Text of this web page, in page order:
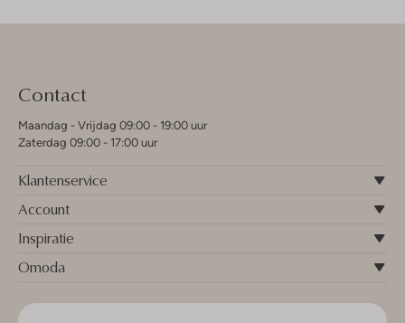
Contact
Maandag - Vrijdag 09:00 - 19:00 uur
Zaterdag 09:00 - 17:00 uur
Klantenservice
Account
Inspiratie
Omoda